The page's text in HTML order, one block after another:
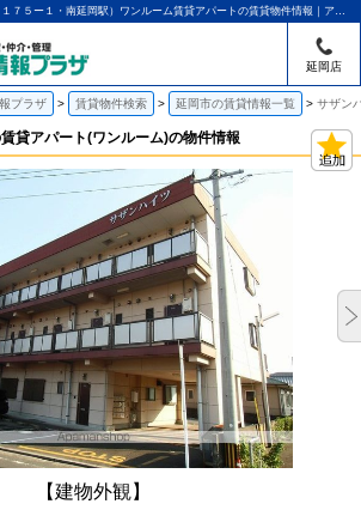
サザンハイツ（宮崎県延岡市浜町 １７５ー１・南延岡駅）ワンルーム賃貸アパートの賃貸物件情報｜アパマンショップ延岡店｜ハウジング情報プラザ
延岡店
プラザ 賃貸物件検索 延岡市の賃貸情報一覧 サザン
貸アパート(ワンルーム)の物件情報
【建物外観】